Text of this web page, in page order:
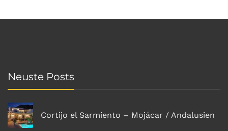
Neuste Posts
Cortijo el Sarmiento – Mojácar / Andalusien